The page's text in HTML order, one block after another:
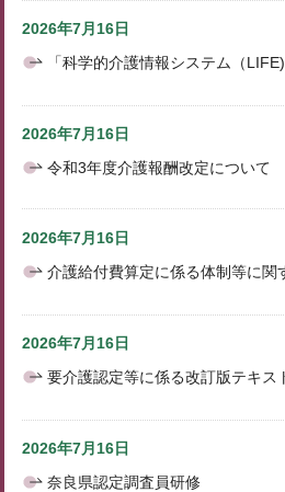
2026年7月16日
「科学的介護情報システム（
2026年7月16日
令和3年度介護報酬改定について
2026年7月16日
介護給付費算定に係る体制等に関
2026年7月16日
要介護認定等に係る改訂版テキス
2026年7月16日
奈良県認定調査員研修